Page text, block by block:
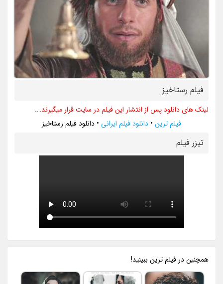
فیلم رستاخیز
لینک های دانلود پس از انتشار این فیلم در سایت قرار میگیرند….
فیلم ترین • دانلود فیلم ایرانی • دانلود فیلم رستاخیز
تيزر فيلم
همچنين در فيلم ترين ببينيد!